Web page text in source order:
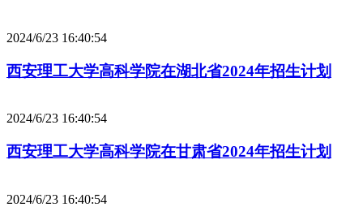
2024/6/23 16:40:54
西安理工大学高科学院在湖北省2024年招生计划
2024/6/23 16:40:54
西安理工大学高科学院在甘肃省2024年招生计划
2024/6/23 16:40:54